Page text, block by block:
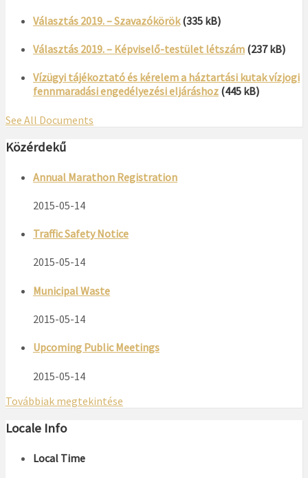
Választás 2019. – Szavazókörök (335 kB)
Választás 2019. – Képviselő-testület létszám (237 kB)
Vízügyi tájékoztató és kérelem a háztartási kutak vízjogi
fennmaradási engedélyezési eljáráshoz (445 kB)
See All Documents
Közérdekű
Annual Marathon Registration
2015-05-14
Traffic Safety Notice
2015-05-14
Municipal Waste
2015-05-14
Upcoming Public Meetings
2015-05-14
Továbbiak megtekintése
Locale Info
Local Time